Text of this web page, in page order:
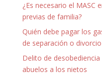
¿Es necesario el MASC
previas de familia?
Quién debe pagar los
de separación o divorcio
Delito de
abuelos a los nietos